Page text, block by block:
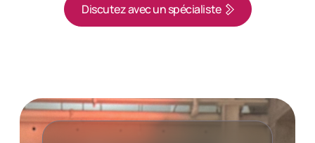
Discutez avec un spécialiste